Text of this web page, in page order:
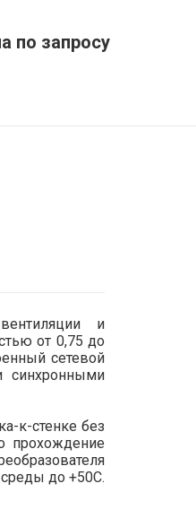
по запросу
и
от 0,75 до
сетевой
синхронными
к-стенке без
прохождение
до +50С.